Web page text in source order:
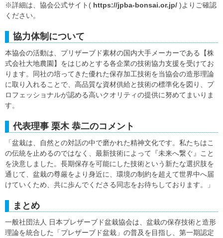
※詳細は、協会公式サイト( https://jpba-bonsai.or.jp/ )よりご確認
ください。
協力体制について
本協会の活動は、プリザーブド素材の国内大手メーカーである【株
式会社大地農園】をはじめとする各企業の技術協力支援を受けてお
ります。同社の培ってきた優れた保存加工技術を当協会の造形理論
に取り入れることで、高品質な資材供給と技術の標準化を図り、プ
ロフェッショナルが認める高いクオリティの提供に努めてまいりま
す。
代表理事 栗木 恭二のコメント
「盆栽は、自然との対話の中で磨かれた精神文化です。私たちはこ
の伝統を止めるのではなく、最新技術によって『未来へ繋ぐ』こと
を決意しました。長期保存を可能にした技術という新たな選択肢を
通じて、盆栽の尊厳をより身近に、環境の制約を超えて世界中へ届
けていくため、共に歩んでくださる同志をお待ちしております。」
まとめ
一般社団法人 日本プレザーブド盆栽協会は、盆栽の保存技術と造形
理論を統合した「プレザーブド盆栽」の普及を目指し、第一期認定